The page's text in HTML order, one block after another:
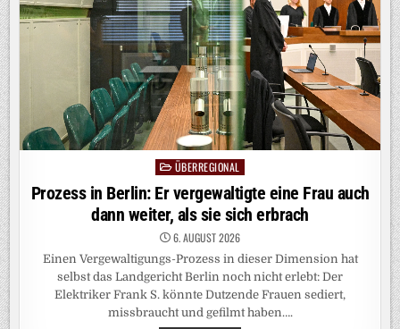
Posted
in
ÜBERREGIONAL
Prozess in Berlin: Er vergewaltigte eine Frau auch
dann weiter, als sie sich erbrach
6. AUGUST 2026
Einen Vergewaltigungs-Prozess in dieser Dimension hat
selbst das Landgericht Berlin noch nicht erlebt: Der
Elektriker Frank S. könnte Dutzende Frauen sediert,
missbraucht und gefilmt haben….